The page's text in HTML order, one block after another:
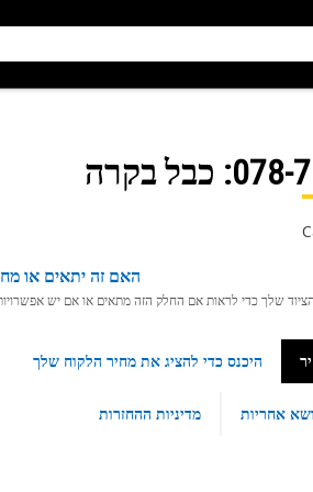
078-: כבל בקרה
האם זה יתאים או
שלך כדי לראות אם החלק הזה מתאים או אם יש אפשרויות
היכנס כדי להציג את מחיר הלקוח שלך
אחריות מדיניות ההחזרות